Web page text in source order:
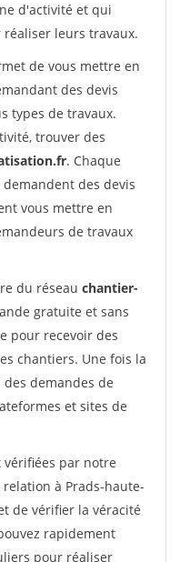
d'activité et qui
leurs travaux.
de vous mettre en
des devis
types de travaux.
trouver des
. Chaque
des devis
vous mettre en
de travaux
du réseau chantier-
gratuite et sans
pour recevoir des
chantiers. Une fois la
demandes de
et sites de
vérifiées par notre
à Prads-haute-
de vérifier la véracité
rapidement
pour réaliser